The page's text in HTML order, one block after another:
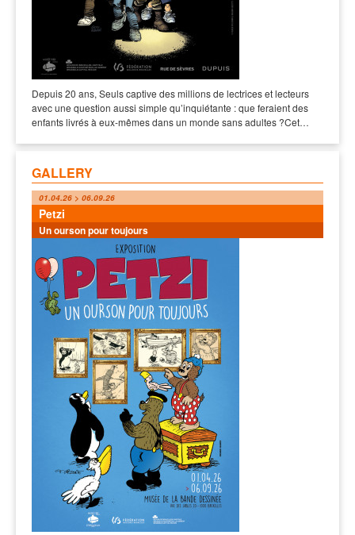
Depuis 20 ans, Seuls captive des millions de lectrices et lecteurs
avec une question aussi simple qu’inquiétante : que feraient des
enfants livrés à eux-mêmes dans un monde sans adultes ?Cet…
GALLERY
01.04.26 > 06.09.26
Petzi
Un ourson pour toujours